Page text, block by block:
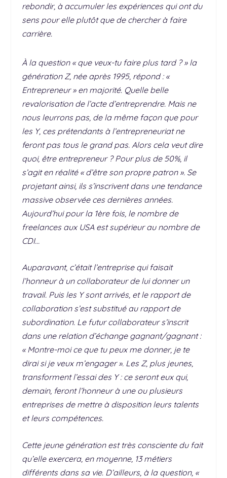
rebondir, à accumuler les expériences qui ont du
sens pour elle plutôt que de chercher à faire
carrière.
À la question « que veux-tu faire plus tard ? » la
génération Z, née après 1995, répond : «
Entrepreneur » en majorité. Quelle belle
revalorisation de l’acte d’entreprendre. Mais ne
nous leurrons pas, de la même façon que pour
les Y, ces prétendants à l’entrepreneuriat ne
feront pas tous le grand pas. Alors cela veut dire
quoi, être entrepreneur ? Pour plus de 50%, il
s’agit en réalité « d’être son propre patron ». Se
projetant ainsi, ils s’inscrivent dans une tendance
massive observée ces dernières années.
Aujourd’hui pour la 1ère fois, le nombre de
freelances aux USA est supérieur au nombre de
CDI…
Auparavant, c’était l’entreprise qui faisait
l’honneur à un collaborateur de lui donner un
travail. Puis les Y sont arrivés, et le rapport de
collaboration s’est substitué au rapport de
subordination. Le futur collaborateur s’inscrit
dans une relation d’échange gagnant/gagnant :
« Montre-moi ce que tu peux me donner, je te
dirai si je veux m’engager ». Les Z, plus jeunes,
transforment l’essai des Y : ce seront eux qui,
demain, feront l’honneur à une ou plusieurs
entreprises de mettre à disposition leurs talents
et leurs compétences.
Cette jeune génération est très consciente du fait
qu’elle exercera, en moyenne, 13 métiers
différents dans sa vie. D’ailleurs, à la question, «